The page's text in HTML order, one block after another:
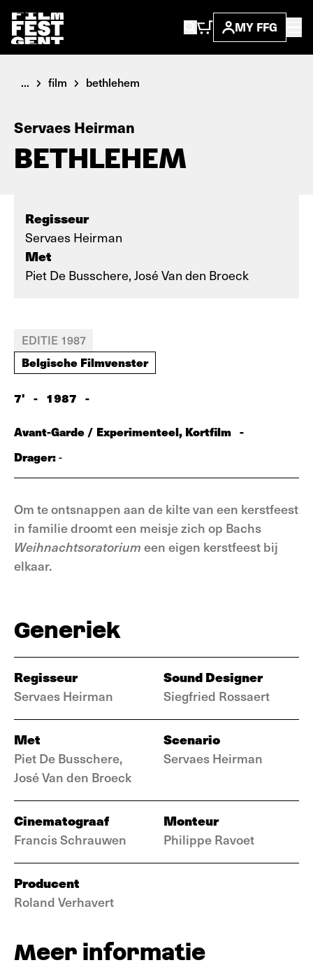
MY FFG
... film bethlehem
Servaes Heirman
BETHLEHEM
Regisseur
Servaes Heirman
Met
Piet De Busschere, José Van den Broeck
EDITIE 1987
Belgische Filmvenster
7' - 1987 -
Avant-Garde / Experimenteel, Kortfilm -
Drager:-
Om te ontsnappen aan de kilte van een kerstfeest
in familie droomt een meisje zich op Bachs
Weihnachtsoratorium een eigen kerstfeest bij
elkaar.
Generiek
Regisseur
Servaes Heirman
Sound Designer
Siegfried Rossaert
Met
Piet De Busschere,
José Van den Broeck
Scenario
Servaes Heirman
Cinematograaf
Francis Schrauwen
Monteur
Philippe Ravoet
Producent
Roland Verhavert
Meer informatie